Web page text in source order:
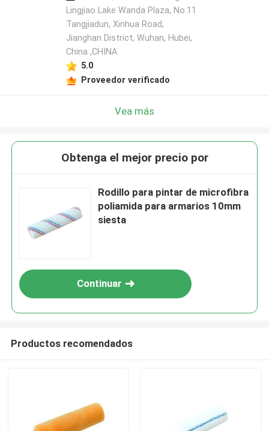
Lingjiao Lake Wanda Plaza, No.11
Tangjiadun, Xinhua Road,
Jianghan District, Wuhan, Hubei,
China ,CHINA
5.0
Proveedor verificado
Vea más
Obtenga el mejor precio por
Rodillo para pintar de microfibra
poliamida para armarios 10mm
siesta
Continuar
Productos recomendados